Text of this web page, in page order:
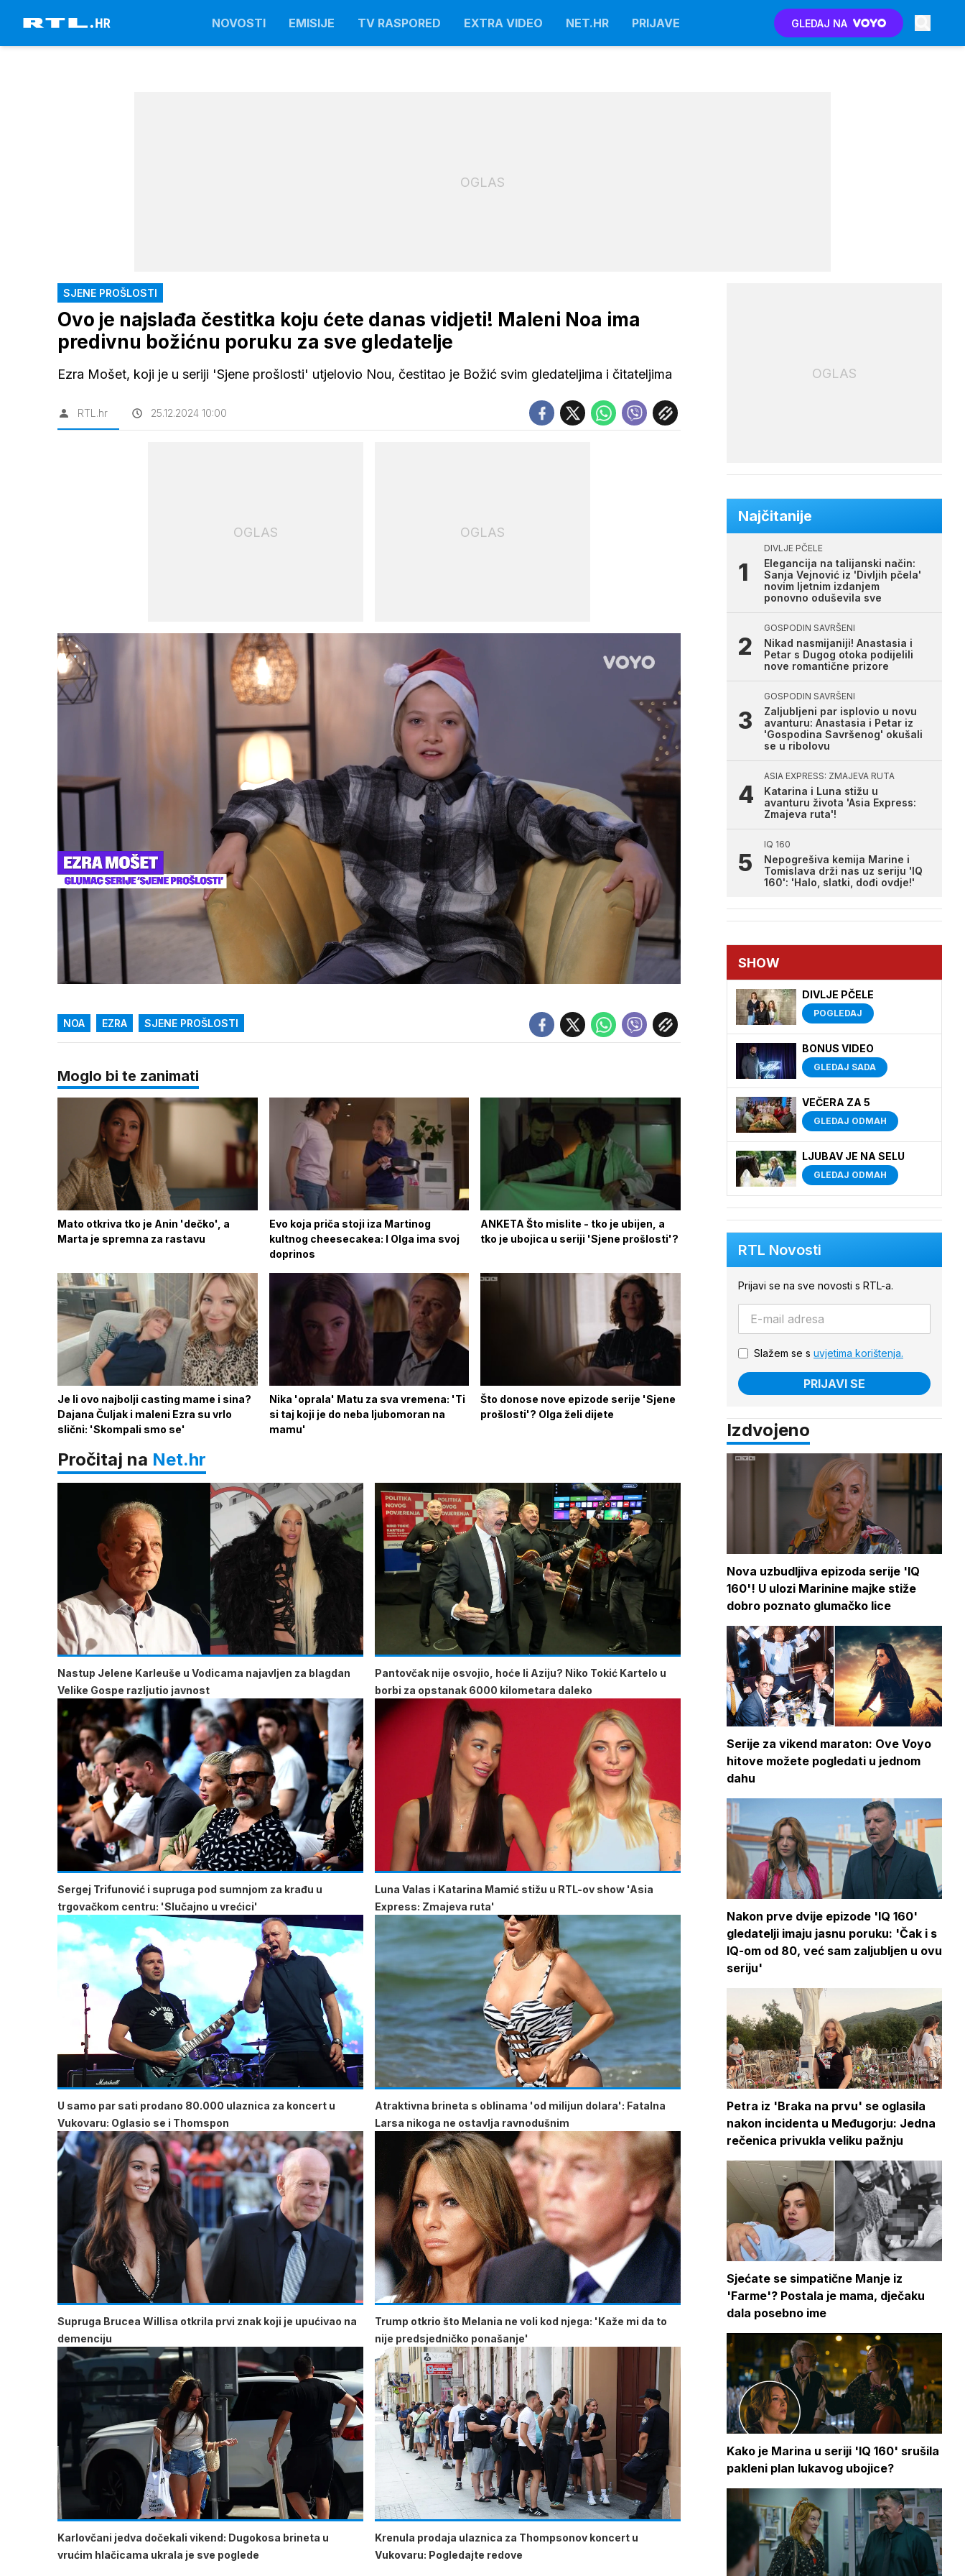
NOVOSTI EMISIJE TV RASPORED EXTRA VIDEO NET.HR PRIJAVE GLEDAJ NA
OGLAS
SJENE PROŠLOSTI
Ovo je najslađa čestitka koju ćete danas vidjeti! Maleni Noa ima
predivnu božićnu poruku za sve gledatelje
Ezra Mošet, koji je u seriji 'Sjene prošlosti' utjelovio Nou, čestitao je Božić svim gledateljima i čitateljima
RTL.hr 25.12.2024 10:00
OGLAS OGLAS
zvuk
Loaded:
100.00%
NOA EZRA SJENE PROŠLOSTI
Moglo bi te zanimati
Mato otkriva tko je Anin 'dečko', a
Marta je spremna za rastavu
Evo koja priča stoji iza Martinog
kultnog cheesecakea: I Olga ima svoj
doprinos
ANKETA Što mislite - tko je ubijen, a
tko je ubojica u seriji 'Sjene prošlosti'?
Je li ovo najbolji casting mame i sina?
Dajana Čuljak i maleni Ezra su vrlo
slični: 'Skompali smo se'
Nika 'oprala' Matu za sva vremena: 'Ti
si taj koji je do neba ljubomoran na
mamu'
Što donose nove epizode serije 'Sjene
prošlosti'? Olga želi dijete
Pročitaj na Net.hr
Nastup Jelene Karleuše u Vodicama najavljen za blagdan
Velike Gospe razljutio javnost
Pantovčak nije osvojio, hoće li Aziju? Niko Tokić Kartelo u
borbi za opstanak 6000 kilometara daleko
Sergej Trifunović i supruga pod sumnjom za krađu u
trgovačkom centru: 'Slučajno u vrećici'
Luna Valas i Katarina Mamić stižu u RTL-ov show 'Asia
Express: Zmajeva ruta'
U samo par sati prodano 80.000 ulaznica za koncert u
Vukovaru: Oglasio se i Thomspon
Atraktivna brineta s oblinama 'od milijun dolara': Fatalna
Larsa nikoga ne ostavlja ravnodušnim
Supruga Brucea Willisa otkrila prvi znak koji je upućivao na
demenciju
Trump otkrio što Melania ne voli kod njega: 'Kaže mi da to
nije predsjedničko ponašanje'
Karlovčani jedva dočekali vikend: Dugokosa brineta u
vrućim hlačicama ukrala je sve poglede
Krenula prodaja ulaznica za Thompsonov koncert u
Vukovaru: Pogledajte redove
OGLAS
Najčitanije
DIVLJE PČELE
Elegancija na talijanski način:
Sanja Vejnović iz 'Divljih pčela'
novim ljetnim izdanjem
ponovno oduševila sve
GOSPODIN SAVRŠENI
Nikad nasmijaniji! Anastasia i
Petar s Dugog otoka podijelili
nove romantične prizore
GOSPODIN SAVRŠENI
Zaljubljeni par isplovio u novu
avanturu: Anastasia i Petar iz
'Gospodina Savršenog' okušali
se u ribolovu
ASIA EXPRESS: ZMAJEVA RUTA
Katarina i Luna stižu u
avanturu života 'Asia Express:
Zmajeva ruta'!
IQ 160
Nepogrešiva kemija Marine i
Tomislava drži nas uz seriju 'IQ
160': 'Halo, slatki, dođi ovdje!'
SHOW
DIVLJE PČELE
POGLEDAJ
BONUS VIDEO
GLEDAJ SADA
VEČERA ZA 5
GLEDAJ ODMAH
LJUBAV JE NA SELU
GLEDAJ ODMAH
RTL Novosti
Prijavi se na sve novosti s RTL-a.
Slažem se s uvjetima korištenja.
PRIJAVI SE
Izdvojeno
Nova uzbudljiva epizoda serije 'IQ
160'! U ulozi Marinine majke stiže
dobro poznato glumačko lice
Serije za vikend maraton: Ove Voyo
hitove možete pogledati u jednom
dahu
Nakon prve dvije epizode 'IQ 160'
gledatelji imaju jasnu poruku: 'Čak i s
IQ-om od 80, već sam zaljubljen u ovu
seriju'
Petra iz 'Braka na prvu' se oglasila
nakon incidenta u Međugorju: Jedna
rečenica privukla veliku pažnju
Sjećate se simpatične Manje iz
'Farme'? Postala je mama, dječaku
dala posebno ime
Kako je Marina u seriji 'IQ 160' srušila
pakleni plan lukavog ubojice?